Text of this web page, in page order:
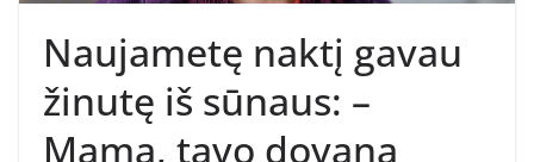
Naujametę naktį gavau
žinutę iš sūnaus: –
Mama, tavo dovana